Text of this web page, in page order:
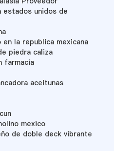
estados unidos de
la republica mexicana
piedra caliza
farmacia
aceitunas
mexico
de doble deck vibrante